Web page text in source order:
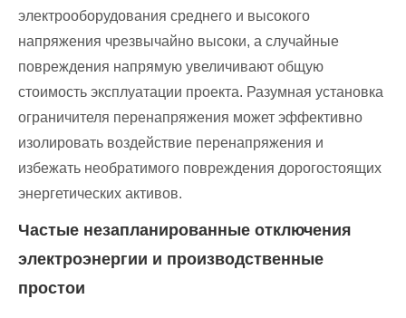
электрооборудования среднего и высокого
напряжения чрезвычайно высоки, а случайные
повреждения напрямую увеличивают общую
стоимость эксплуатации проекта. Разумная установка
ограничителя перенапряжения может эффективно
изолировать воздействие перенапряжения и
избежать необратимого повреждения дорогостоящих
энергетических активов.
Частые незапланированные отключения
электроэнергии и производственные
простои